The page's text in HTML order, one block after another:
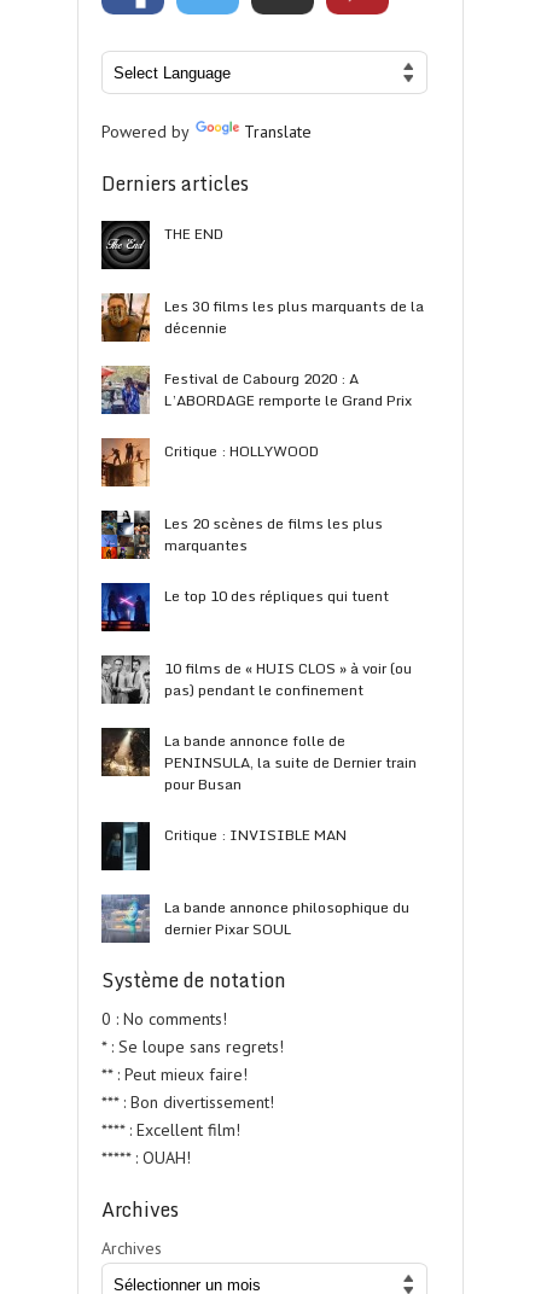
Powered by Translate
Derniers articles
THE END
Les 30 films les plus marquants de la
décennie
Festival de Cabourg 2020 : A
L’ABORDAGE remporte le Grand Prix
Critique : HOLLYWOOD
Les 20 scènes de films les plus
marquantes
Le top 10 des répliques qui tuent
10 films de « HUIS CLOS » à voir (ou
pas) pendant le confinement
La bande annonce folle de
PENINSULA, la suite de Dernier train
pour Busan
Critique : INVISIBLE MAN
La bande annonce philosophique du
dernier Pixar SOUL
Système de notation
0 : No comments!
* : Se loupe sans regrets!
** : Peut mieux faire!
*** : Bon divertissement!
**** : Excellent film!
***** : OUAH!
Archives
Archives